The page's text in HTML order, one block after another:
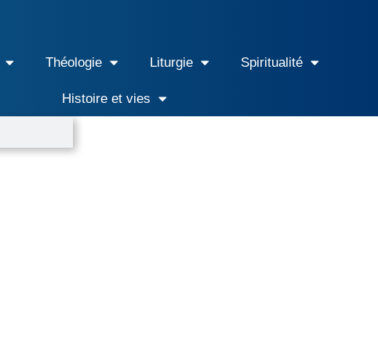
Théologie Liturgie Spiritualité
Histoire et vies